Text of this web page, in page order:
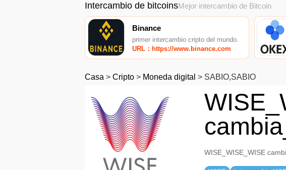
Intercambio de bitcoinsMejor intercambio de Bitcoin
Binance
primer intercambio cripto del mundo.
URL：https://www.binance.com
Casa > Cripto > Moneda digital > SABIO,SABIO
WISE_WISE_WISE